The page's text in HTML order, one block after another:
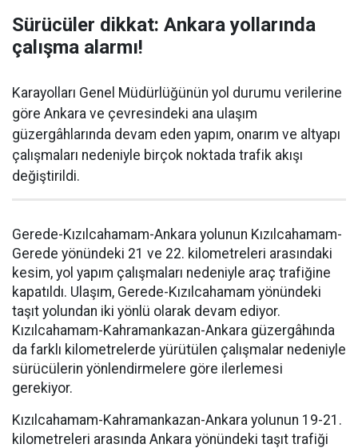
Sürücüler dikkat: Ankara yollarında
çalışma alarmı!
Karayolları Genel Müdürlüğünün yol durumu verilerine
göre Ankara ve çevresindeki ana ulaşım
güzergâhlarında devam eden yapım, onarım ve altyapı
çalışmaları nedeniyle birçok noktada trafik akışı
değiştirildi.
Gerede-Kızılcahamam-Ankara yolunun Kızılcahamam-
Gerede yönündeki 21 ve 22. kilometreleri arasındaki
kesim, yol yapım çalışmaları nedeniyle araç trafiğine
kapatıldı. Ulaşım, Gerede-Kızılcahamam yönündeki
taşıt yolundan iki yönlü olarak devam ediyor.
Kızılcahamam-Kahramankazan-Ankara güzergâhında
da farklı kilometrelerde yürütülen çalışmalar nedeniyle
sürücülerin yönlendirmelere göre ilerlemesi
gerekiyor.
Kızılcahamam-Kahramankazan-Ankara yolunun 19-21.
kilometreleri arasında Ankara yönündeki taşıt trafiği